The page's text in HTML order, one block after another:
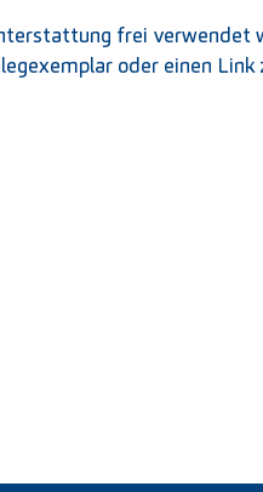
frei verwendet
oder einen